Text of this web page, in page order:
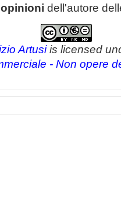
opinioni dell'autore
Artusiis licensed
- Non opere